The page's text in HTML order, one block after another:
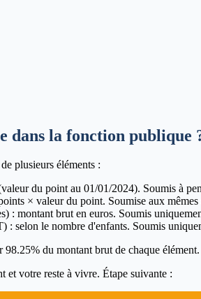
dans la fonction publique
plusieurs éléments :
du point au 01/01/2024). Soumis à
× valeur du point. Soumise aux mêmes
: montant brut en euros. Soumis
: selon le nombre d'enfants. Soumis
98.25% du montant brut de chaque élément.
et votre reste à vivre. Étape suivante :